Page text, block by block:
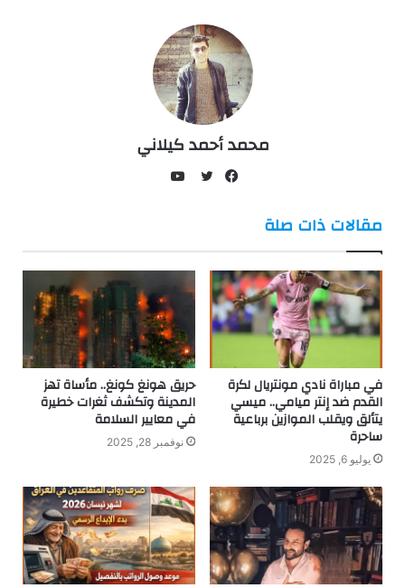
محمد أحمد كيلاني
مقالات ذات صلة
في مباراة نادي مونتريال لكرة
القدم ضد إنتر ميامي.. ميسي
يتألق ويقلب الموازين برباعية
ساحرة
يوليو 6, 2025
حريق هونغ كونغ.. مأساة تهز
المدينة وتكشف ثغرات خطيرة
في معايير السلامة
نوفمبر 28, 2025